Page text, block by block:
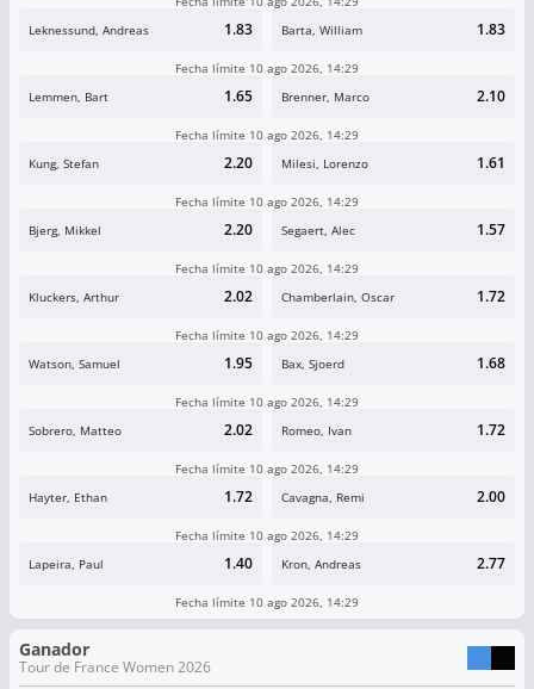
Leknessund, Andreas
1.83 Barta, William 1.83
Fecha límite 10 ago 2026, 14:29
Lemmen, Bart
1.65 Brenner, Marco 2.10
Fecha límite 10 ago 2026, 14:29
Kung, Stefan
2.20 Milesi, Lorenzo 1.61
Fecha límite 10 ago 2026, 14:29
Bjerg, Mikkel
2.20 Segaert, Alec 1.57
Fecha límite 10 ago 2026, 14:29
Kluckers, Arthur
2.02 Chamberlain, Oscar 1.72
Fecha límite 10 ago 2026, 14:29
Watson, Samuel
1.95 Bax, Sjoerd 1.68
Fecha límite 10 ago 2026, 14:29
Sobrero, Matteo
2.02 Romeo, Ivan 1.72
Fecha límite 10 ago 2026, 14:29
Hayter, Ethan
1.72 Cavagna, Remi 2.00
Fecha límite 10 ago 2026, 14:29
Lapeira, Paul
1.40 Kron, Andreas 2.77
Fecha límite 10 ago 2026, 14:29
Ganador
Tour de France Women 2026